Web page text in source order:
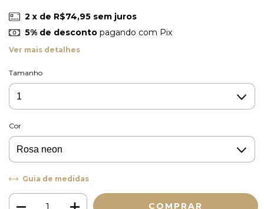
2 x de R$74,95 sem juros
5% de descontopagando com Pix
Ver mais detalhes
Tamanho
Cor
Guia de medidas